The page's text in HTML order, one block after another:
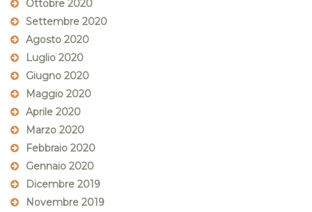
Ottobre 2020
Settembre 2020
Agosto 2020
Luglio 2020
Giugno 2020
Maggio 2020
Aprile 2020
Marzo 2020
Febbraio 2020
Gennaio 2020
Dicembre 2019
Novembre 2019